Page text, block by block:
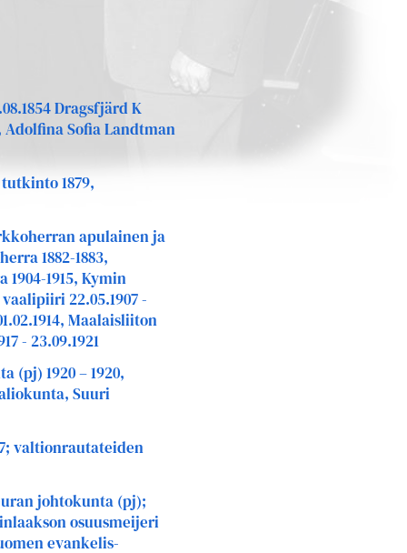
Dragsfjärd K
Adolfina Sofia Landtman
1879,
apulainen ja
1882-1883,
1915, Kymin
22.05.1907 -
Maalaisliiton
- 23.09.1921
(pj) 1920 – 1920,
Suuri
valtionrautateiden
johtokunta (pj);
osuusmeijeri
evankelis-